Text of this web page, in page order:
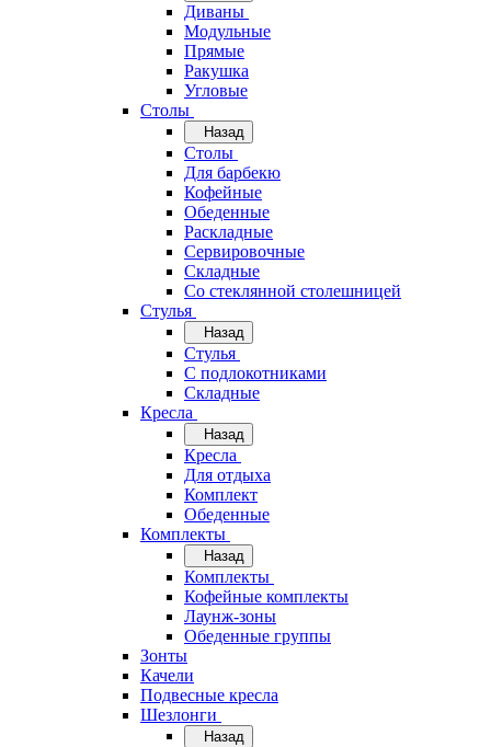
Диваны
Модульные
Прямые
Ракушка
Угловые
Столы
Назад
Столы
Для барбекю
Кофейные
Обеденные
Раскладные
Сервировочные
Складные
Со стеклянной столешницей
Стулья
Назад
Стулья
С подлокотниками
Складные
Кресла
Назад
Кресла
Для отдыха
Комплект
Обеденные
Комплекты
Назад
Комплекты
Кофейные комплекты
Лаунж-зоны
Обеденные группы
Зонты
Качели
Подвесные кресла
Шезлонги
Назад